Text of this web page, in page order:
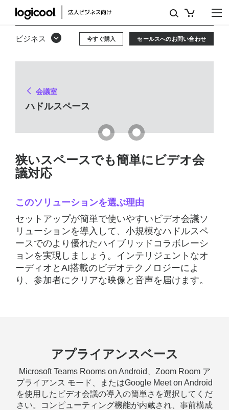
ハ
ド
ュ
ー
シ
ョ
ン
ビジネス セールスへのお問い合わせ
今すぐ購入
会議室
ハドルスペース
狭いスペースでも簡単にビデオ会
議対応
このソリューションを選ぶ理由
セットアップが簡単で使いやすいビデオ会議ソ
リューションを導入して、小規模なハドルスペ
ースでのより優れたハイブリッドコラボレーシ
ョンを実現しましょう。インテリジェントなオ
ーディオとAI搭載のビデオテクノロジーによ
り、参加者にクリアな映像と音声を届けます。
アプライアンスベース
Microsoft Teams Rooms on Android、Zoom Room ア
プライアンス モード、またはGoogle Meet on Android
を使用したビデオ会議の導入の簡単さを選択してくだ
さい。コンピューティング機能が内蔵され、事前構成